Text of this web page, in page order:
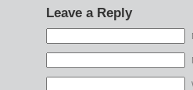
Leave a Reply